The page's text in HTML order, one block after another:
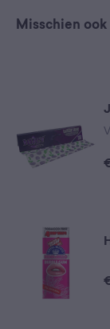
Misschien